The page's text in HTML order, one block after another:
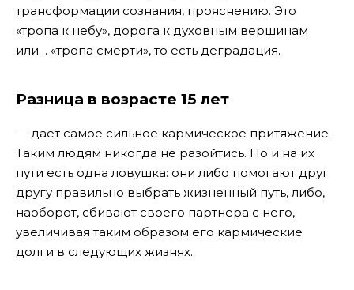
трансформации сознания, прояснению. Это
«тропа к небу», дорога к духовным вершинам
или… «тропа смерти», то есть деградация.
Разница в возрасте 15 лет
— дает самое сильное кармическое притяжение.
Таким людям никогда не разойтись. Но и на их
пути есть одна ловушка: они либо помогают друг
другу правильно выбрать жизненный путь, либо,
наоборот, сбивают своего партнера с него,
увеличивая таким образом его кармические
долги в следующих жизнях.